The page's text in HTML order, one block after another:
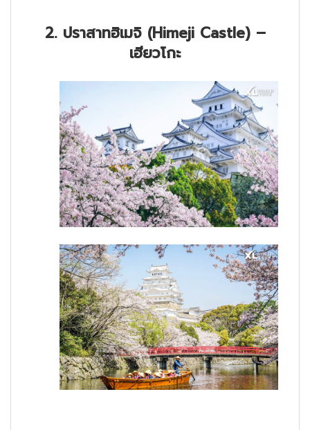
2. ปราสาทฮิเมจิ (Himeji Castle) –
เฮียวโกะ